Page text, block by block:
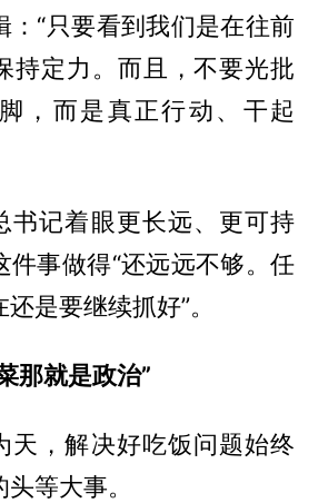
：“只要看到我们是在往前
持定力。而且，不要光批
，而是真正行动、干起
书记着眼更长远、更可持
件事做得“还远远不够。任
是要继续抓好”。
那就是政治”
天，解决好吃饭问题始终
等大事。